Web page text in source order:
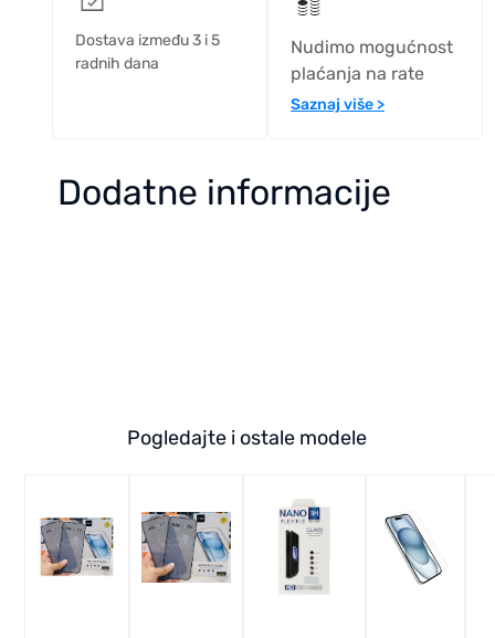
Dostava između 3 i 5
radnih dana
Nudimo mogućnost
plaćanja na rate
Saznaj više >
Dodatne informacije
Pogledajte i ostale modele